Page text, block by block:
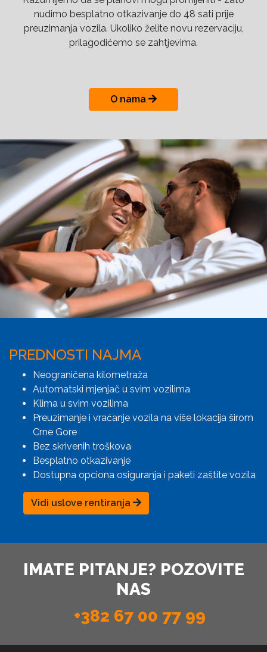
nudimo besplatno otkazivanje do 48 sati prije
preuzimanja vozila. Ukoliko želite novu rezervaciju,
prilagodićemo se zahtjevima.
O nama
PREDNOSTI NAJMA
Neograničena kilometraža
Automatski mjenjač u svim vozilima
Klima u svim vozilima
Preuzimanje i vraćanje vozila na više lokacija širom
Crne Gore
Bez skrivenih troškova
Besplatno otkazivanje
Dostupna opciona osiguranja i paketi zaštite vozila
Vidi uslove rentiranja
IMATE PITANJE? POZOVITE
NAS
+382 67 00 77 99